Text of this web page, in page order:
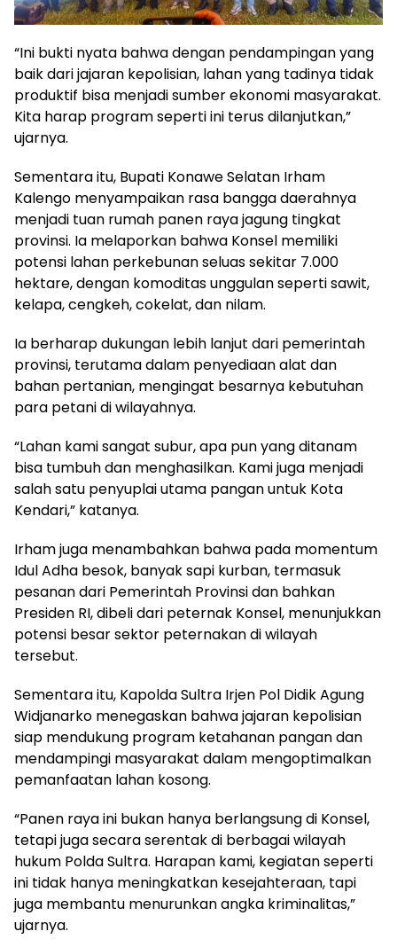
“Ini bukti nyata bahwa dengan pendampingan yang
baik dari jajaran kepolisian, lahan yang tadinya tidak
produktif bisa menjadi sumber ekonomi masyarakat.
Kita harap program seperti ini terus dilanjutkan,”
ujarnya.
Sementara itu, Bupati Konawe Selatan Irham
Kalengo menyampaikan rasa bangga daerahnya
menjadi tuan rumah panen raya jagung tingkat
provinsi. Ia melaporkan bahwa Konsel memiliki
potensi lahan perkebunan seluas sekitar 7.000
hektare, dengan komoditas unggulan seperti sawit,
kelapa, cengkeh, cokelat, dan nilam.
Ia berharap dukungan lebih lanjut dari pemerintah
provinsi, terutama dalam penyediaan alat dan
bahan pertanian, mengingat besarnya kebutuhan
para petani di wilayahnya.
“Lahan kami sangat subur, apa pun yang ditanam
bisa tumbuh dan menghasilkan. Kami juga menjadi
salah satu penyuplai utama pangan untuk Kota
Kendari,” katanya.
Irham juga menambahkan bahwa pada momentum
Idul Adha besok, banyak sapi kurban, termasuk
pesanan dari Pemerintah Provinsi dan bahkan
Presiden RI, dibeli dari peternak Konsel, menunjukkan
potensi besar sektor peternakan di wilayah
tersebut.
Sementara itu, Kapolda Sultra Irjen Pol Didik Agung
Widjanarko menegaskan bahwa jajaran kepolisian
siap mendukung program ketahanan pangan dan
mendampingi masyarakat dalam mengoptimalkan
pemanfaatan lahan kosong.
“Panen raya ini bukan hanya berlangsung di Konsel,
tetapi juga secara serentak di berbagai wilayah
hukum Polda Sultra. Harapan kami, kegiatan seperti
ini tidak hanya meningkatkan kesejahteraan, tapi
juga membantu menurunkan angka kriminalitas,”
ujarnya.